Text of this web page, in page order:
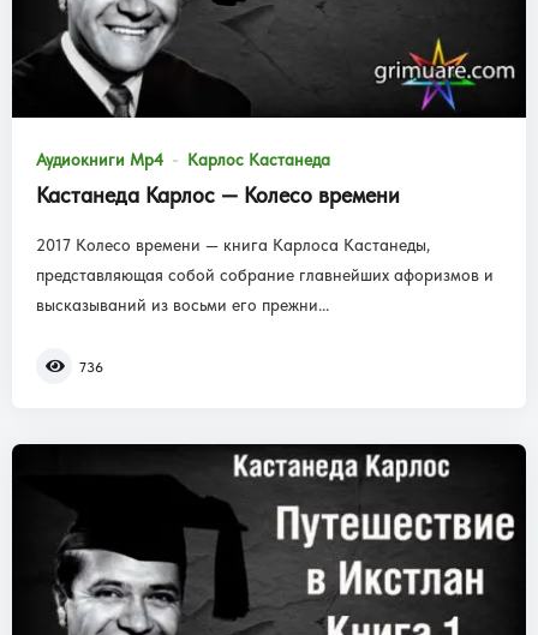
Аудиокниги Mp4 Карлос Кастанеда
Кастанеда Карлос — Колесо времени
2017 Колесо времени — книга Карлоса Кастанеды,
представляющая собой собрание главнейших афоризмов и
высказываний из восьми его прежни...
736